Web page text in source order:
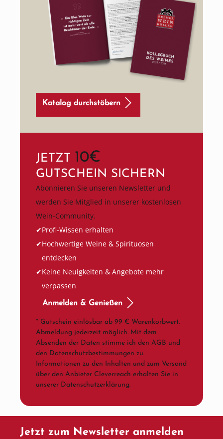
Katalog durchstöbern
JETZT 10€
GUTSCHEIN SICHERN
Abonnieren Sie unseren Newsletter und
werden Sie Mitglied in unserer kostenlosen
Wein-Community.
Profi-Wissen erhalten
Hochwertige Weine & Spirituosen
entdecken
Keine Neuigkeiten & Angebote mehr
verpassen
Anmelden & Genießen
* Gutschein einlösbar ab 99 € Warenkorbwert.
Abmeldung jederzeit möglich. Mit dem
Absenden der Daten stimme ich den AGB und
den Datenschutzbestimmungen zu.
Informationen zu den Inhalten und zum Versand
über den Anbieter Cleverreach erhalten Sie in
unserer Datenschutzerklärung.
Jetzt zum Newsletter anmelden